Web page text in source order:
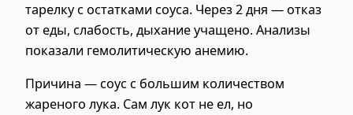
тарелку с остатками соуса. Через 2 дня — отказ
от еды, слабость, дыхание учащено. Анализы
показали гемолитическую анемию.
Причина — соус с большим количеством
жареного лука. Сам лук кот не ел, но